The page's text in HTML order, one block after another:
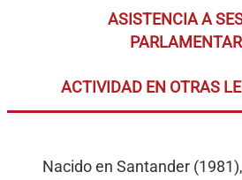
ASISTENCIA A
ACTIVIDAD EN OTRAS
Nacido en Santander